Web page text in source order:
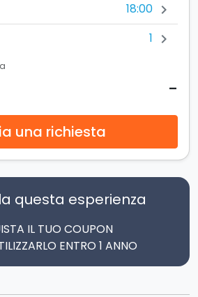
18:00 chevron_right
1 chevron_right
-
una richiesta
questa esperienza
IL TUO COUPON
ENTRO 1 ANNO